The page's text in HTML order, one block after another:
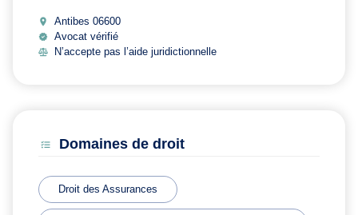
Antibes 06600
Avocat vérifié
N’accepte pas l’aide juridictionnelle
Domaines de droit
Droit des Assurances